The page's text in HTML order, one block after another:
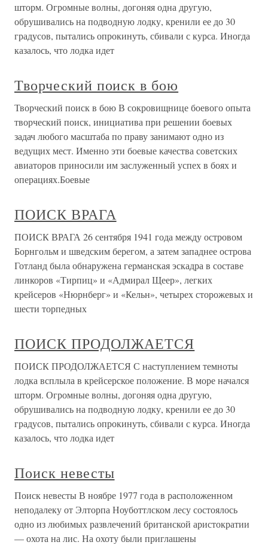
шторм. Огромные волны, догоняя одна другую,
обрушивались на подводную лодку, кренили ее до 30
градусов, пытались опрокинуть, сбивали с курса. Иногда
казалось, что лодка идет
Творческий поиск в бою
Творческий поиск в бою В сокровищнице боевого опыта
творческий поиск, инициатива при решении боевых
задач любого масштаба по праву занимают одно из
ведущих мест. Именно эти боевые качества советских
авиаторов приносили им заслуженный успех в боях и
операциях.Боевые
ПОИСК ВРАГА
ПОИСК ВРАГА 26 сентября 1941 года между островом
Борнгольм и шведским берегом, а затем западнее острова
Готланд была обнаружена германская эскадра в составе
линкоров «Тирпиц» и «Адмирал Щеер», легких
крейсеров «Нюрнберг» и «Кельн», четырех сторожевых и
шести торпедных
ПОИСК ПРОДОЛЖАЕТСЯ
ПОИСК ПРОДОЛЖАЕТСЯ С наступлением темноты
лодка всплыла в крейсерское положение. В море начался
шторм. Огромные волны, догоняя одна другую,
обрушивались на подводную лодку, кренили ее до 30
градусов, пытались опрокинуть, сбивали с курса. Иногда
казалось, что лодка идет
Поиск невесты
Поиск невесты В ноябре 1977 года в расположенном
неподалеку от Элторпа Ноуботтлском лесу состоялось
одно из любимых развлечений британской аристократии
— охота на лис. На охоту были приглашены